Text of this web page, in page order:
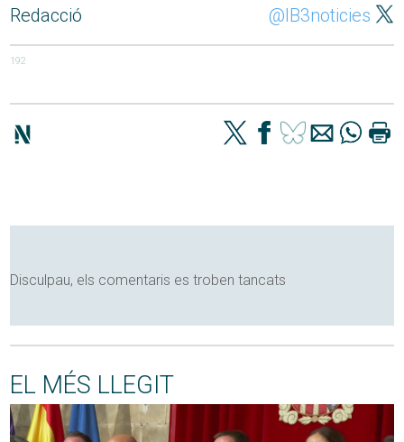
Redacció @IB3noticies
192
Disculpau, els comentaris es troben tancats
EL MÉS LLEGIT